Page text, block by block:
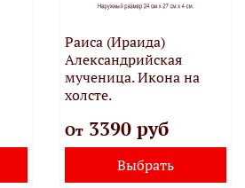
Раиса (Ираида)
Александрийская
мученица. Икона на
холсте.
От3390 руб
Выбрать